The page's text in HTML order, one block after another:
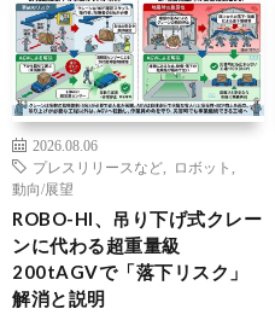
2026.08.06
プレスリリースなど
ロボット
動向/展望
ROBO-HI、吊り下げ式クレー
ンに代わる超重量級
200tAGVで「落下リスク」
解消と説明